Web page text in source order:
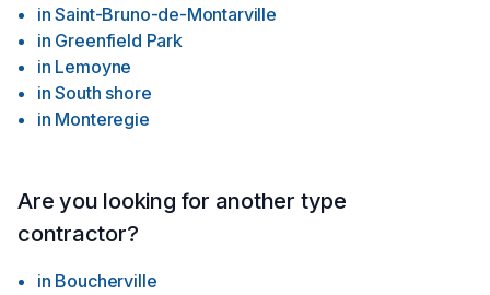
in Saint-Bruno-de-Montarville
in Greenfield Park
in Lemoyne
in South shore
in Monteregie
Are you looking for another type
contractor?
in Boucherville